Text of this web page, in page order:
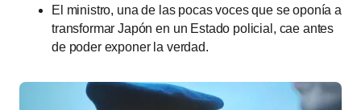
El ministro, una de las pocas voces que se oponía a
transformar Japón en un Estado policial, cae antes
de poder exponer la verdad.